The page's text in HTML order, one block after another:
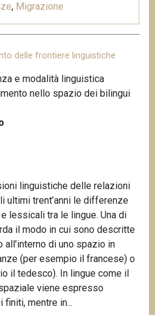
, Migrazione
delle frontiere linguistiche
e modalità linguistica
nello spazio dei bilingui
linguistiche delle relazioni
ultimi trent’anni le differenze
lessicali tra le lingue. Una di
il modo in cui sono descritte
di uno spazio in
(per esempio il francese) o
il tedesco). In lingue come il
viene espresso
finiti, mentre in...